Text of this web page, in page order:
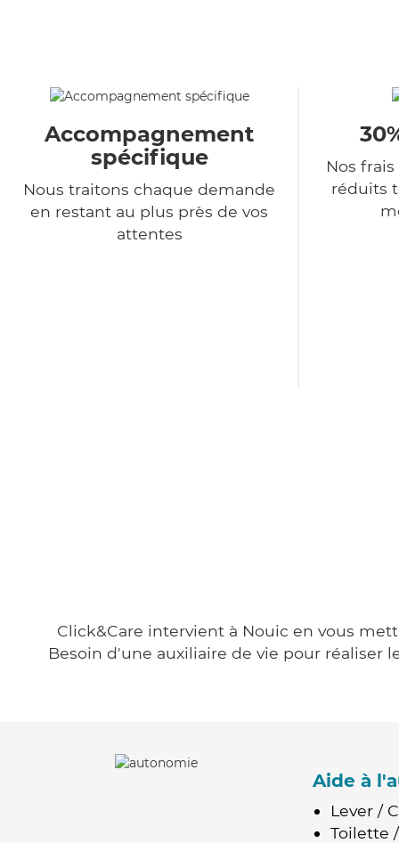
Accompagnement
spécifique
Nous traitons chaque demande
en restant au plus près de vos
attentes
Nos
réduits
Click&Care intervient à Nouic en vous
Besoin d'une auxiliaire de vie pour réaliser
Aide à
Lever /
Toilette